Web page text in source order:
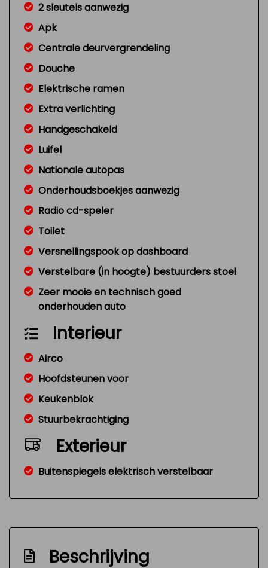
2 sleutels aanwezig
Apk
Centrale deurvergrendeling
Douche
Elektrische ramen
Extra verlichting
Handgeschakeld
Luifel
Nationale autopas
Onderhoudsboekjes aanwezig
Radio cd-speler
Toilet
Versnellingspook op dashboard
Verstelbare (in hoogte) bestuurders stoel
Zeer mooie en technisch goed
onderhouden auto
Interieur
Airco
Hoofdsteunen voor
Keukenblok
Stuurbekrachtiging
Exterieur
Buitenspiegels elektrisch verstelbaar
Beschrijving